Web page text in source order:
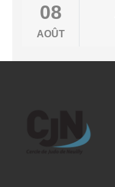
08
AOÛT